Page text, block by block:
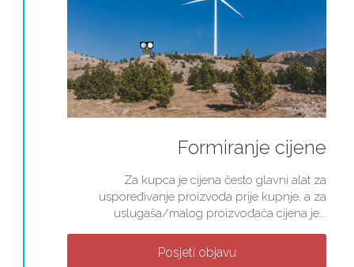
Formiranje cijene
Za kupca je cijena često glavni alat za
uspoređivanje proizvoda prije kupnje, a za
uslugaša/malog proizvođača cijena je...
Posjeti objavu